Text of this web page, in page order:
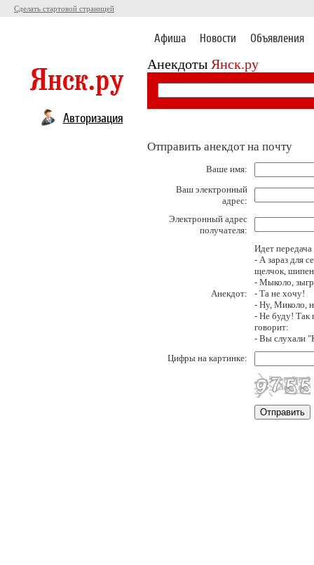
Сделать стартовой страницей
Афиша Новости Объявления
Анекдоты Янск.ру
Авторизация
Отправить анекдот на почту
Ваше имя:
Ваш электронный
адрес:
Электронный адрес
получателя:
Анекдот:
Идет
- А зараз для
щелчок,
- Мыколо,
- Та не хочу!
- Hу, Миколо,
- Hе буду! Так
говорит:
- Вы слухали
Цифры на картинке: